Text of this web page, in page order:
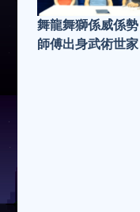
舞龍舞獅係威係
師傅出身武術世家